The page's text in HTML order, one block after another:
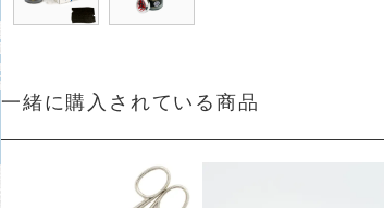
一緒に購入されている商品